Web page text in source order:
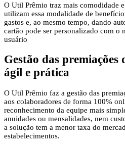
O Util Prêmio traz mais comodidade
utilizam essa modalidade de
gastos e, ao mesmo tempo, dando
cartão pode ser personalizado com o
usuário
Gestão das premiações
ágil e prática
O Util Prêmio faz a gestão das
aos colaboradores de forma 100%
reconhecimento da equipe mais
anuidades ou mensalidades, nem
a solução tem a menor taxa do
estabelecimentos.